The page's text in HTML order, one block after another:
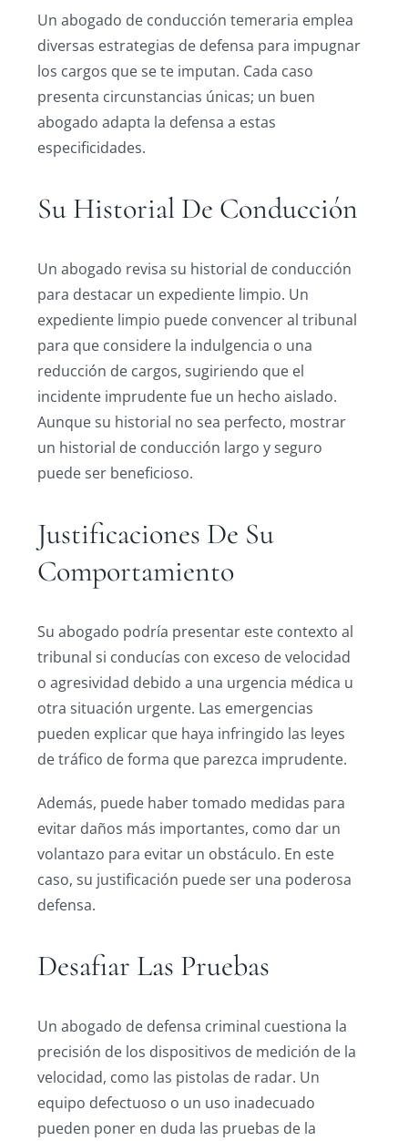
Un abogado de conducción temeraria emplea
diversas estrategias de defensa para impugnar
los cargos que se te imputan. Cada caso
presenta circunstancias únicas; un buen
abogado adapta la defensa a estas
especificidades.
Su Historial De Conducción
Un abogado revisa su historial de conducción
para destacar un expediente limpio. Un
expediente limpio puede convencer al tribunal
para que considere la indulgencia o una
reducción de cargos, sugiriendo que el
incidente imprudente fue un hecho aislado.
Aunque su historial no sea perfecto, mostrar
un historial de conducción largo y seguro
puede ser beneficioso.
Justificaciones De Su
Comportamiento
Su abogado podría presentar este contexto al
tribunal si conducías con exceso de velocidad
o agresividad debido a una urgencia médica u
otra situación urgente. Las emergencias
pueden explicar que haya infringido las leyes
de tráfico de forma que parezca imprudente.
Además, puede haber tomado medidas para
evitar daños más importantes, como dar un
volantazo para evitar un obstáculo. En este
caso, su justificación puede ser una poderosa
defensa.
Desafiar Las Pruebas
Un abogado de defensa criminal cuestiona la
precisión de los dispositivos de medición de la
velocidad, como las pistolas de radar. Un
equipo defectuoso o un uso inadecuado
pueden poner en duda las pruebas de la